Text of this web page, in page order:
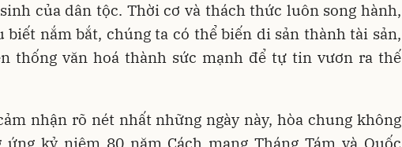
của dân tộc. Thời cơ và thách thức luôn song hành,
biết nắm bắt, chúng ta có thể biến di sản thành tài sản,
thống văn hoá thành sức mạnh để tự tin vươn ra thế
nhận rõ nét nhất những ngày này, hòa chung không
kỷ niệm 80 năm Cách mạng Tháng Tám và Quốc